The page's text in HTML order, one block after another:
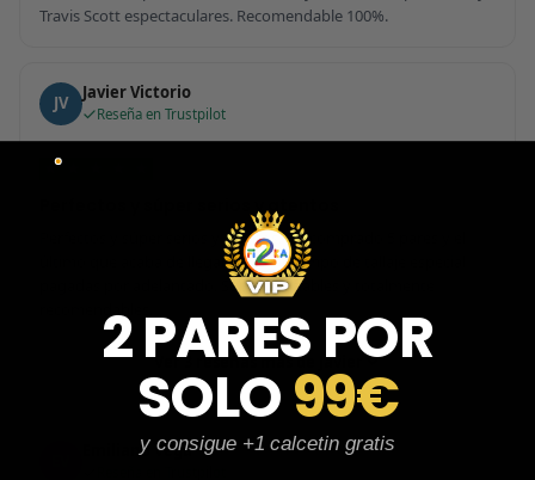
Travis Scott espectaculares. Recomendable 100%.
JV Javier Victorio
Reseña en Trustpilot
★
Perfectos y súper serios y atentos
Perfectos y súper serios y atentos. He comprado 5 pares y el
último que acaba de llegar, unas Uptempo de tallaje especial
pagadas por adelantado. Súper confiables y totalmente
Ver 3 reseñas más de Javier
Emiliano Vega
2 PARES POR
SOLO99€
y consigue +1 calcetin gratis